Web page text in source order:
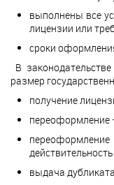
выполнены все
лицензии или
сроки
В
размер
получение
переоформление
выдача